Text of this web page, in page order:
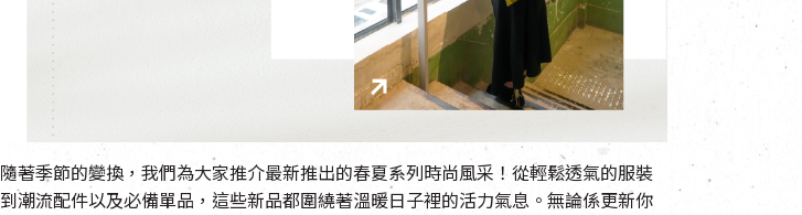
隨著季節的變換，我們為大家推介最新推出的春夏系列時尚風采！從輕鬆透氣的服裝
到潮流配件以及必備單品，這些新品都圍繞著溫暖日子裡的活力氣息。無論係更新你